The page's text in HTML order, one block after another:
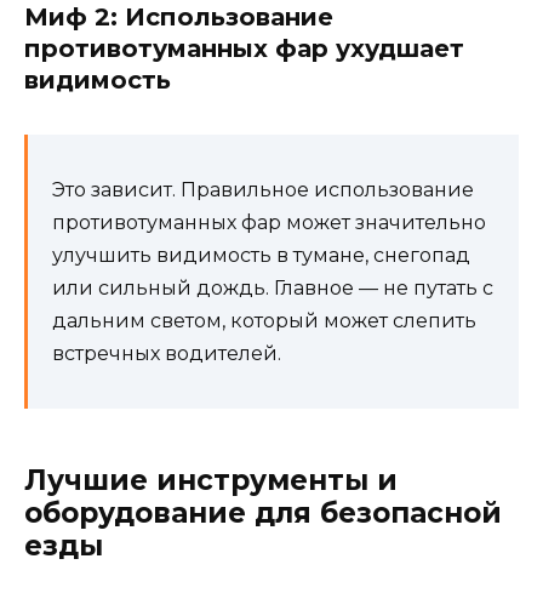
Миф 2: Использование
противотуманных фар ухудшает
видимость
Это зависит. Правильное использование
противотуманных фар может значительно
улучшить видимость в тумане, снегопад
или сильный дождь. Главное — не путать с
дальним светом, который может слепить
встречных водителей.
Лучшие инструменты и
оборудование для безопасной
езды